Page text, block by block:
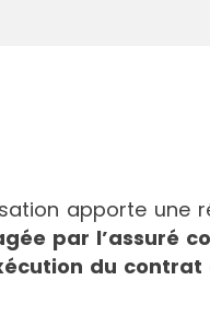
apporte une
par l’assuré
du contrat